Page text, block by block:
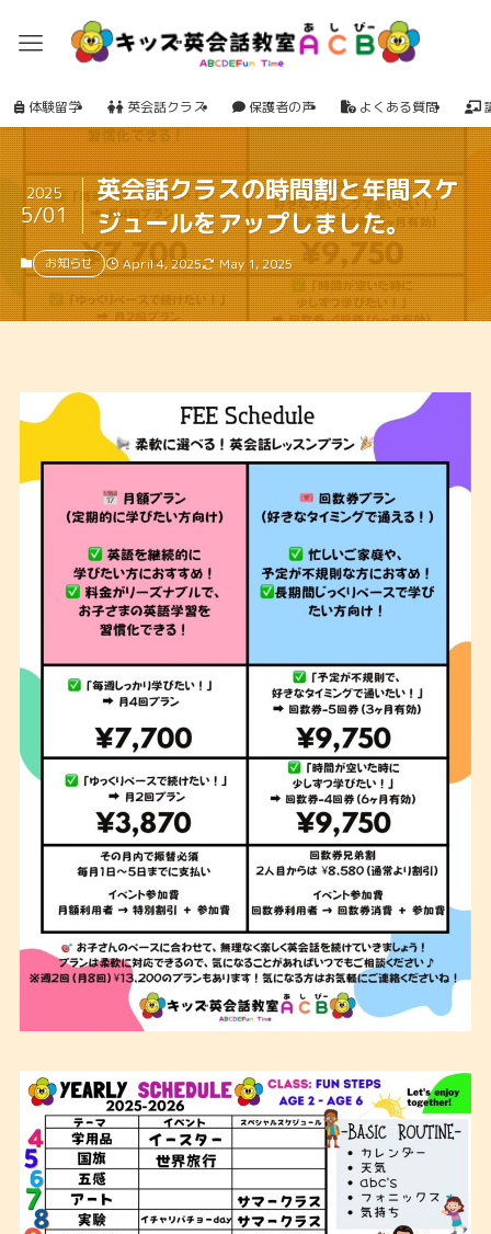
体験留学 英会話クラス 保護者の声 よくある質問
英会話クラスの時間割と年間スケ
ジュールをアップしました。
2025
5/01
お知らせ April 4, 2025 May 1, 2025